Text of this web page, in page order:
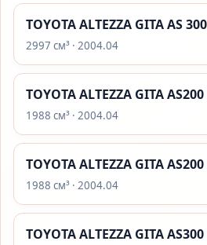
TOYOTA ALTEZZA GITA AS
2997 см³ · 2004.04
TOYOTA ALTEZZA GITA
1988 см³ · 2004.04
TOYOTA ALTEZZA GITA
1988 см³ · 2004.04
TOYOTA ALTEZZA GITA AS300